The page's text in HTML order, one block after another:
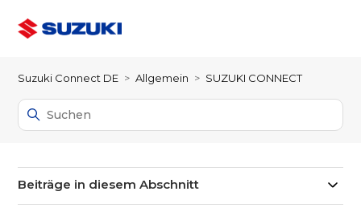
Suzuki Connect DE Allgemein SUZUKI CONNECT
Beiträge in diesem Abschnitt